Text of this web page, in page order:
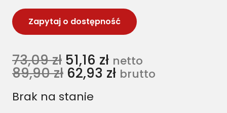
Zapytaj o dostępność
73,09zł 51,16 zł netto
89,90zł 62,93 zł brutto
Brak na stanie